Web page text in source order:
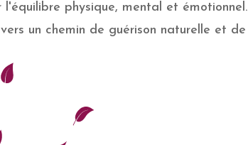
physique, mental et émotionnel.
un chemin de guérison naturelle et de